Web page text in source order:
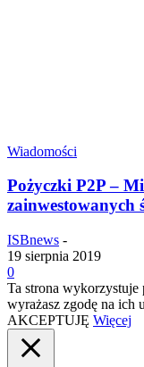
Wiadomości
Pożyczki P2P –
zainwestowanych
ISBnews -
19 sierpnia 2019
0
Ta strona
wyrażasz zgodę na ich
AKCEPTUJĘ Więcej